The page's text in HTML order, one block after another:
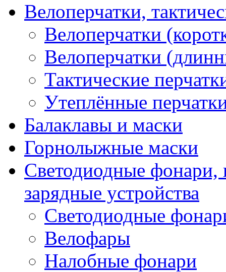
Велоперчатки,
Велоперчатки
Велоперчатки
Тактические
Утеплённые
Балаклавы и маски
Горнолыжные маски
Светодиодные фонари,
зарядные устройства
Светодиодные
Велофары
Налобные фонари